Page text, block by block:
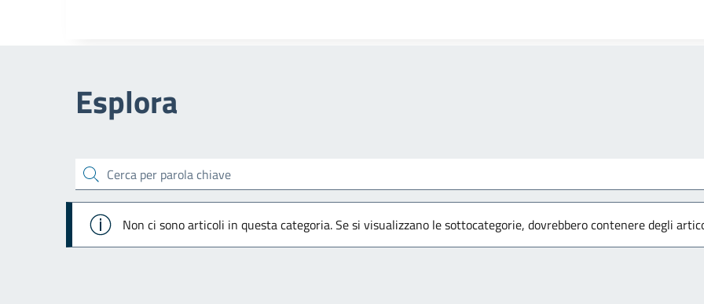
Esplora
cerca
Info
Non ci sono articoli in questa categoria. Se si visualizzano le sottocategorie, dovrebbero contenere degli